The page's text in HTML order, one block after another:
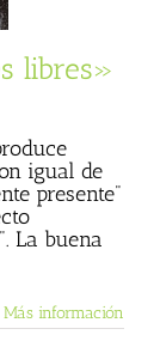
libres»
igual de
presente"
La buena
Más información